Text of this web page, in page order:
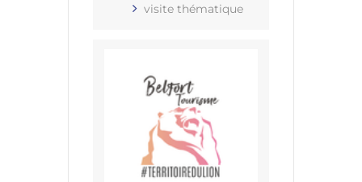
visite thématique